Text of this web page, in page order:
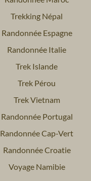
Trekking Népal
Randonnée Espagne
Randonnée Italie
Trek Islande
Trek Pérou
Trek Vietnam
Randonnée Portugal
Randonnée Cap-Vert
Randonnée Croatie
Voyage Namibie